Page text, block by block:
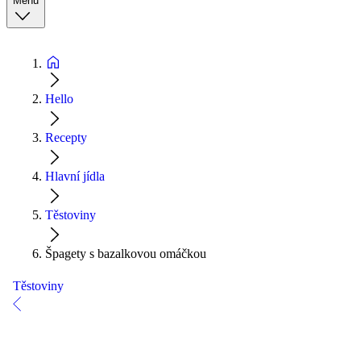
Hello
Recepty
Hlavní jídla
Těstoviny
Špagety s bazalkovou omáčkou
Těstoviny